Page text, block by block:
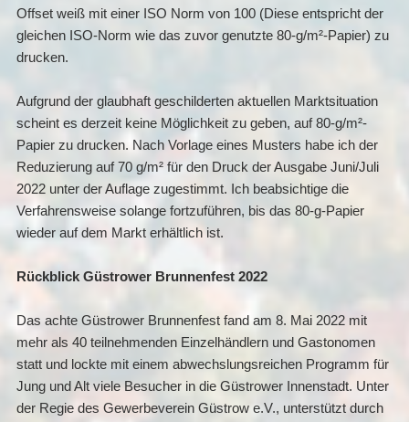
Offset weiß mit einer ISO Norm von 100 (Diese entspricht der
gleichen ISO-Norm wie das zuvor genutzte 80-g/m²-Papier) zu
drucken.
Aufgrund der glaubhaft geschilderten aktuellen Marktsituation
scheint es derzeit keine Möglichkeit zu geben, auf 80-g/m²-
Papier zu drucken. Nach Vorlage eines Musters habe ich der
Reduzierung auf 70 g/m² für den Druck der Ausgabe Juni/Juli
2022 unter der Auflage zugestimmt. Ich beabsichtige die
Verfahrensweise solange fortzuführen, bis das 80-g-Papier
wieder auf dem Markt erhältlich ist.
Rückblick Güstrower Brunnenfest 2022
Das achte Güstrower Brunnenfest fand am 8. Mai 2022 mit
mehr als 40 teilnehmenden Einzelhändlern und Gastonomen
statt und lockte mit einem abwechslungsreichen Programm für
Jung und Alt viele Besucher in die Güstrower Innenstadt. Unter
der Regie des Gewerbeverein Güstrow e.V., unterstützt durch